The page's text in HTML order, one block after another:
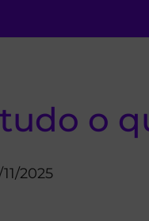
o
11/2025